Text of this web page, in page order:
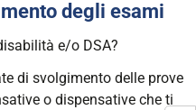
degli esami
e/o DSA?
di svolgimento delle prove
o dispensative che ti